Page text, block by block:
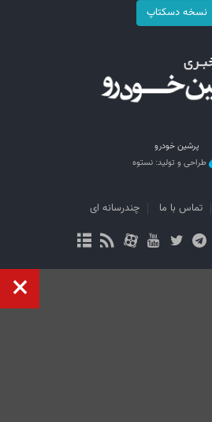
نسخه دسکتاپ
پرشین خودرو
طراحی و تولید: نستوه
تماس با ما چندرسانه ای